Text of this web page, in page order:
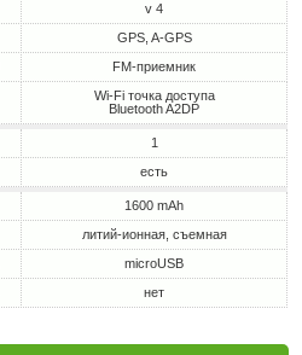
v 4
GPS, A-GPS
FM-приемник
Wi-Fi точка доступа
Bluetooth A2DP
1
есть
1600 mAh
литий-ионная, съемная
microUSB
нет